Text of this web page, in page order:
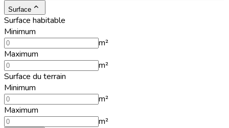
Surface
Surface habitable
Minimum
m²
Maximum
m²
Surface du terrain
Minimum
m²
Maximum
m²